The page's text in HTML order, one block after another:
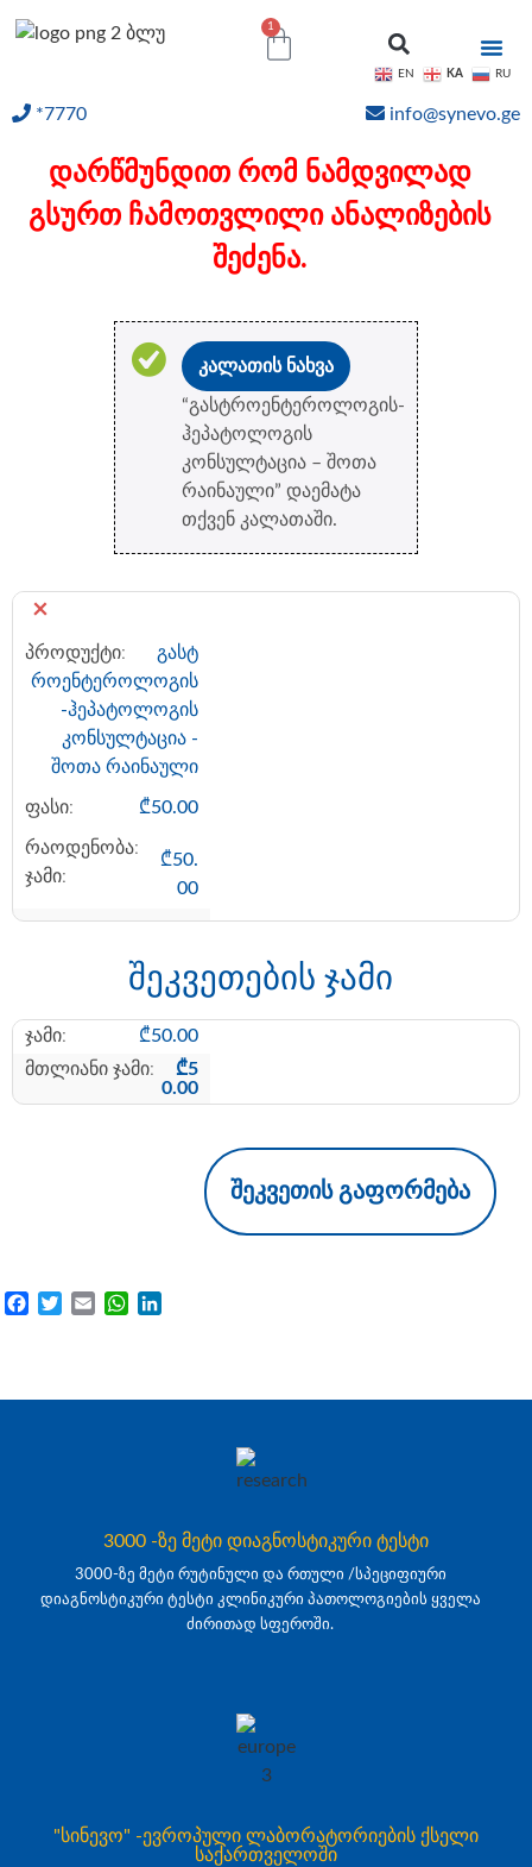
1
*7770 info@synevo.ge
დარწმუნდით რომ ნამდვილად
გსურთ ჩამოთვლილი ანალიზების
შეძენა.
“გასტროენტეროლოგის-
ჰეპატოლოგის
კონსულტაცია – შოთა
რაინაული” დაემატა
თქვენ კალათაში.
კალათის ნახვა
×
გასტ
როენტეროლოგის
-ჰეპატოლოგის
კონსულტაცია -
შოთა რაინაული
₾50.00
₾50.
00
შეკვეთების ჯამი
₾50.00
₾5
0.00
შეკვეთის გაფორმება
FacebookTwitter
Email WhatsApp
3000 -ზე მეტი დიაგნოსტიკური ტესტი
3000-ზე მეტი რუტინული და რთული /სპეციფიური
დიაგნოსტიკური ტესტი კლინიკური პათოლოგიების ყველა
ძირითად სფეროში.
"სინევო" -ევროპული ლაბორატორიების ქსელი
საქართველოში
EN KA RU